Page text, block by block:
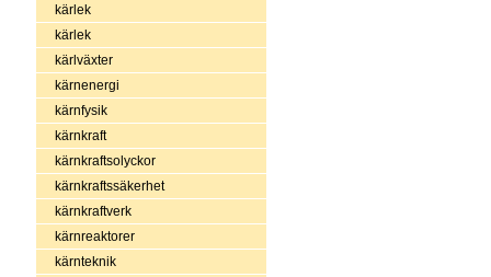
kärlek
kärlek
kärlväxter
kärnenergi
kärnfysik
kärnkraft
kärnkraftsolyckor
kärnkraftssäkerhet
kärnkraftverk
kärnreaktorer
kärnteknik